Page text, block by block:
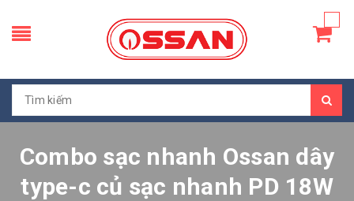
Combo sạc nhanh Ossan dây
type-c củ sạc nhanh PD 18W